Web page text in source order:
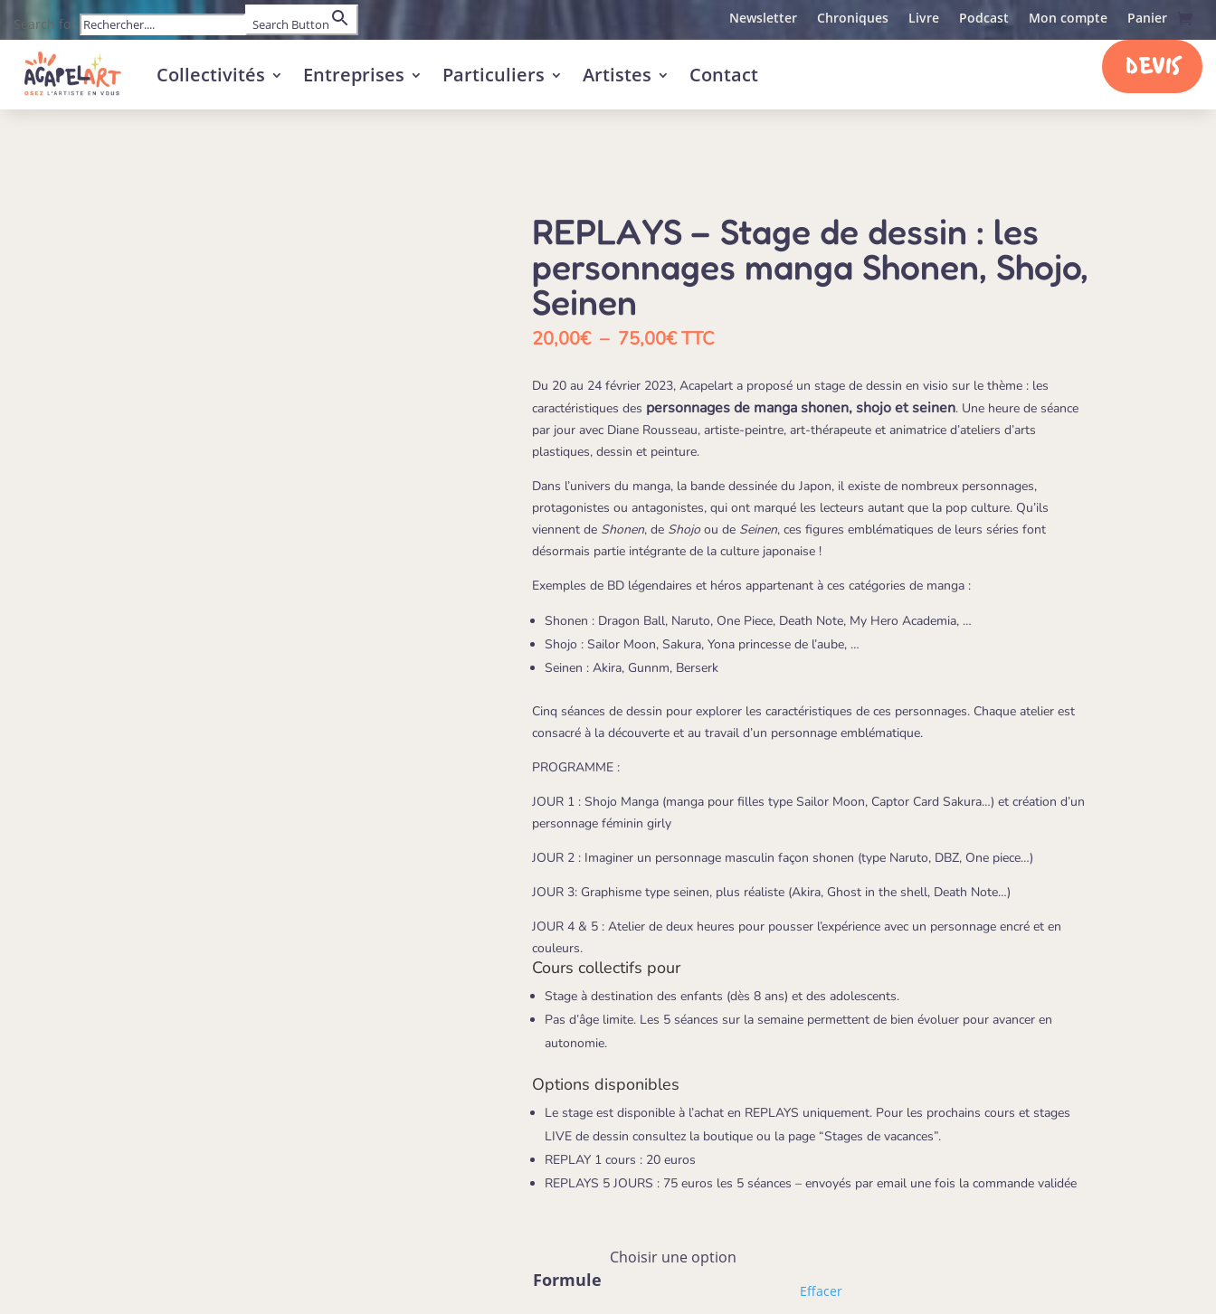
Search for: Search Button Newsletter Chroniques Livre Podcast Mon compte Panier
Collectivités Entreprises Particuliers Artistes Contact DEVIS
REPLAYS – Stage de dessin : les
personnages manga Shonen, Shojo,
Seinen
20,00€ – 75,00€Plage
prix :
20,00€
à
75,00€
TTC
Du 20 au 24 février 2023, Acapelart a proposé un stage de dessin en visio sur le thème : les
caractéristiques des personnages de manga shonen, shojo et seinen. Une heure de séance
par jour avec Diane Rousseau, artiste-peintre, art-thérapeute et animatrice d’ateliers d’arts
plastiques, dessin et peinture.
Dans l’univers du manga, la bande dessinée du Japon, il existe de nombreux personnages,
protagonistes ou antagonistes, qui ont marqué les lecteurs autant que la pop culture. Qu’ils
viennent de Shonen, de Shojo ou de Seinen, ces figures emblématiques de leurs séries font
désormais partie intégrante de la culture japonaise !
Exemples de BD légendaires et héros appartenant à ces catégories de manga :
Shonen : Dragon Ball, Naruto, One Piece, Death Note, My Hero Academia, …
Shojo : Sailor Moon, Sakura, Yona princesse de l’aube, …
Seinen : Akira, Gunnm, Berserk
Cinq séances de dessin pour explorer les caractéristiques de ces personnages. Chaque atelier est
consacré à la découverte et au travail d’un personnage emblématique.
PROGRAMME :
JOUR 1 : Shojo Manga (manga pour filles type Sailor Moon, Captor Card Sakura…) et création d’un
personnage féminin girly
JOUR 2 : Imaginer un personnage masculin façon shonen (type Naruto, DBZ, One piece…)
JOUR 3: Graphisme type seinen, plus réaliste (Akira, Ghost in the shell, Death Note…)
JOUR 4 & 5 : Atelier de deux heures pour pousser l’expérience avec un personnage encré et en
couleurs.
Cours collectifs pour
Stage à destination des enfants (dès 8 ans) et des adolescents.
Pas d’âge limite. Les 5 séances sur la semaine permettent de bien évoluer pour avancer en
autonomie.
Options disponibles
Le stage est disponible à l’achat en REPLAYS uniquement. Pour les prochains cours et stages
LIVE de dessin consultez la boutique ou la page “Stages de vacances”.
REPLAY 1 cours : 20 euros
REPLAYS 5 JOURS : 75 euros les 5 séances – envoyés par email une fois la commande validée
Formule
Effacer